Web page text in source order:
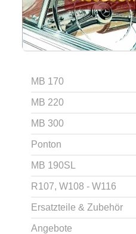
MB 170
MB 220
MB 300
Ponton
MB 190SL
R107, W108 - W116
Ersatzteile & Zubehör
Angebote